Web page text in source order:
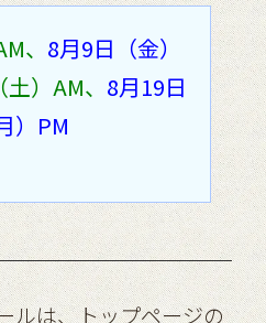
、 8月9日（金）
）AM、 8月19日
）PM
ルは、トップページの